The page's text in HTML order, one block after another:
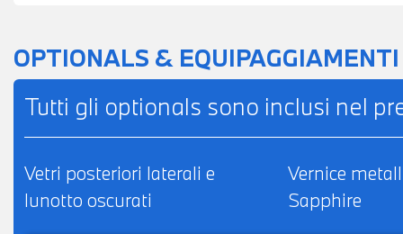
OPTIONALS & EQUIPAGGIAMENTI
Tutti gli optionals sono inclusi nel
Vetri posteriori laterali e
lunotto oscurati
Vernice
Sapphire